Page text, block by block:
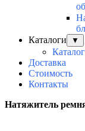
Каталоги
▼
Доставка
Стоимость
Контакты
Натяжитель